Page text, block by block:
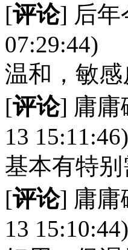
[评论] 后年
07:29:44)
温和，敏
[评论] 庸庸
13 15:11:46)
基本有特
[评论] 庸庸
13 15:10:44)